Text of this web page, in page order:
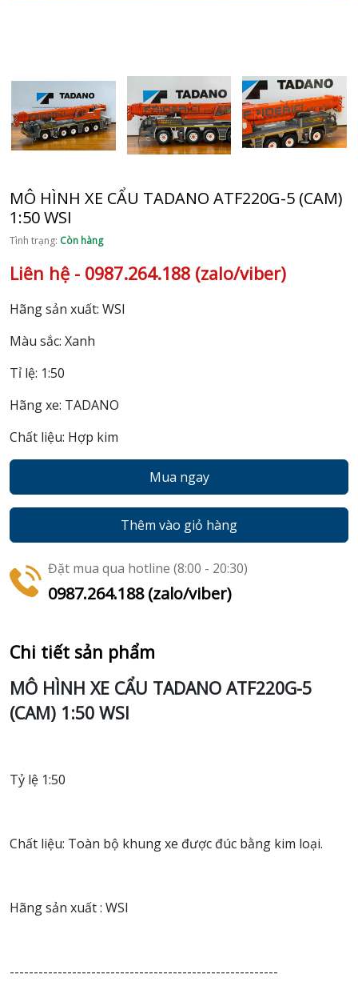
MÔ HÌNH XE CẨU TADANO ATF220G-5 (CAM)
1:50 WSI
Tình trạng: Còn hàng
Liên hệ - 0987.264.188 (zalo/viber)
Hãng sản xuất: WSI
Màu sắc: Xanh
Tỉ lệ: 1:50
Hãng xe: TADANO
Chất liệu: Hợp kim
Mua ngay
Thêm vào giỏ hàng
Đặt mua qua hotline (8:00 - 20:30)
0987.264.188 (zalo/viber)
Chi tiết sản phẩm
MÔ HÌNH XE CẨU TADANO ATF220G-5
(CAM) 1:50 WSI
Tỷ lệ 1:50
Chất liệu: Toàn bộ khung xe được đúc bằng kim loại.
Hãng sản xuất : WSI
--------------------------------------------------------